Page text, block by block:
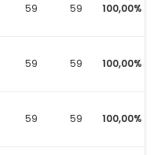
59 59 100,00%
59 59 100,00%
59 59 100,00%